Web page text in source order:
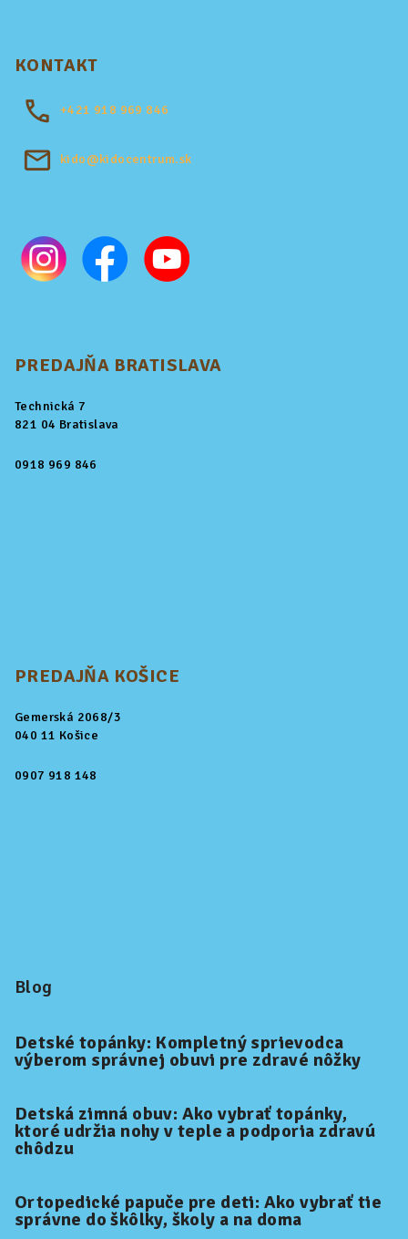
KONTAKT
+421 918 969 846
kido@kidocentrum.sk
PREDAJŇA BRATISLAVA
Technická 7
821 04 Bratislava
0918 969 846
PREDAJŇA KOŠICE
Gemerská 2068/3
040 11 Košice
0907 918 148
Blog
Detské topánky: Kompletný sprievodca
výberom správnej obuvi pre zdravé nôžky
Detská zimná obuv: Ako vybrať topánky,
ktoré udržia nohy v teple a podporia zdravú
chôdzu
Ortopedické papuče pre deti: Ako vybrať tie
správne do škôlky, školy a na doma